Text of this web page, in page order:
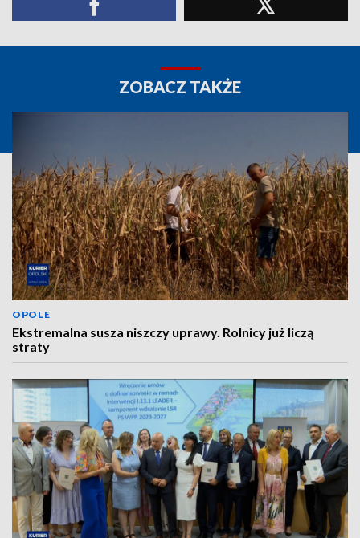
ZOBACZ TAKŻE
OPOLE
Ekstremalna susza niszczy uprawy. Rolnicy już liczą
straty